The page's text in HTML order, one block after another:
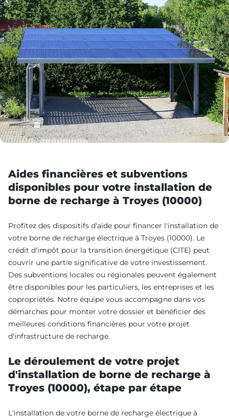
Aides financières et subventions
disponibles pour votre installation de
borne de recharge à Troyes (10000)
Profitez des dispositifs d'aide pour financer l'installation de
votre borne de recharge électrique à Troyes (10000). Le
crédit d'impôt pour la transition énergétique (CITE) peut
couvrir une partie significative de votre investissement.
Des subventions locales ou régionales peuvent également
être disponibles pour les particuliers, les entreprises et les
copropriétés. Notre équipe vous accompagne dans vos
démarches pour monter votre dossier et bénéficier des
meilleures conditions financières pour votre projet
d'infrastructure de recharge.
Le déroulement de votre projet
d'installation de borne de recharge à
Troyes (10000), étape par étape
L'installation de votre borne de recharge électrique à